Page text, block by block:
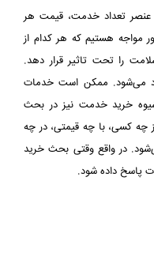
عنصر تعداد خدمت، قیمت هر
مواجه هستیم ‏که هر کدام از
را تحت تاثیر قرار دهد.
می‌شود. ممکن است خدمات
شیوه خرید خدمت نیز در بحث
چه کسی، با چه قیمتی، در چه
در واقع وقتی بحث خرید
پاسخ داده شود.‏